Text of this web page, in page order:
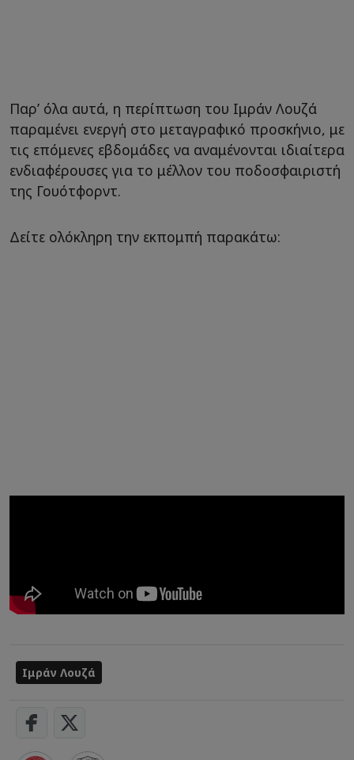
Παρ’ όλα αυτά, η περίπτωση του Ιμράν Λουζά
παραμένει ενεργή στο μεταγραφικό προσκήνιο, με
τις επόμενες εβδομάδες να αναμένονται ιδιαίτερα
ενδιαφέρουσες για το μέλλον του ποδοσφαιριστή
της Γουότφορντ.
Δείτε ολόκληρη την εκπομπή παρακάτω:
Ιμράν Λουζά